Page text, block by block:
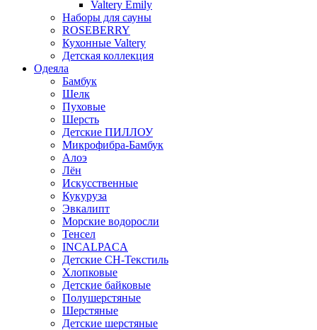
Valtery Emily
Наборы для сауны
ROSEBERRY
Кухонные Valtery
Детская коллекция
Одеяла
Бамбук
Шелк
Пуховые
Шерсть
Детские ПИЛЛОУ
Микрофибра-Бамбук
Алоэ
Лён
Искусственные
Кукуруза
Эвкалипт
Морские водоросли
Тенсел
INCALPACA
Детские СН-Текстиль
Хлопковые
Детские байковые
Полушерстяные
Шерстяные
Детские шерстяные